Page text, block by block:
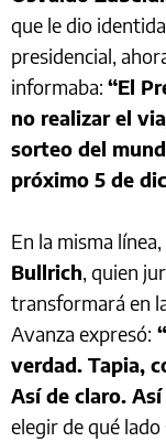
que le dio
presidencial,
informaba: “El
no realizar el
sorteo del
próximo 5 de
En la misma
Bullrich, quien
transformará en
Avanza expresó:
verdad. Tapia,
Así de claro.
elegir de qué